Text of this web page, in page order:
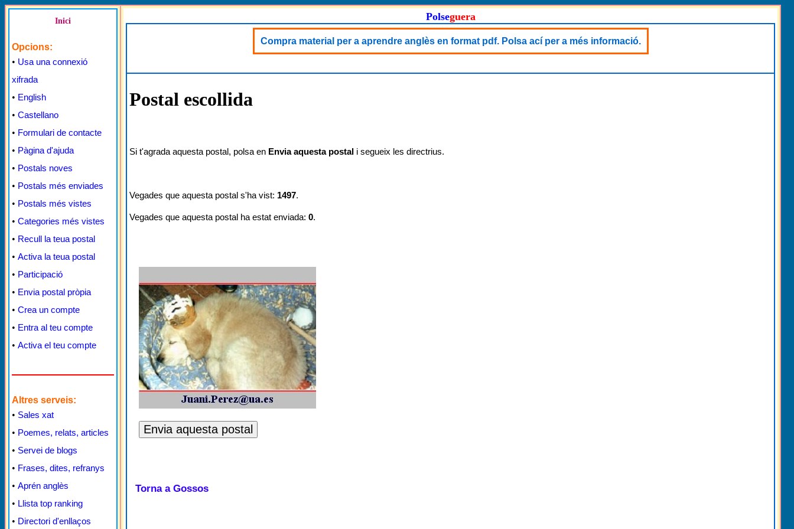
Inici
Opcions:
• Usa una connexió
xifrada
• English
• Castellano
• Formulari de contacte
• Pàgina d'ajuda
• Postals noves
• Postals més enviades
• Postals més vistes
• Categories més vistes
• Recull la teua postal
• Activa la teua postal
• Participació
• Envia postal pròpia
• Crea un compte
• Entra al teu compte
• Activa el teu compte
Altres serveis:
• Sales xat
• Poemes, relats, articles
• Servei de blogs
• Frases, dites, refranys
• Aprén anglès
• Llista top ranking
• Directori d'enllaços
Polseguera
Compra material per a aprendre anglès en format pdf. Polsa ací per a més informació.
Postal escollida
Si t'agrada aquesta postal, polsa en Envia aquesta postal i segueix les directrius.
Vegades que aquesta postal s'ha vist: 1497.
Vegades que aquesta postal ha estat enviada: 0.
Torna a Gossos